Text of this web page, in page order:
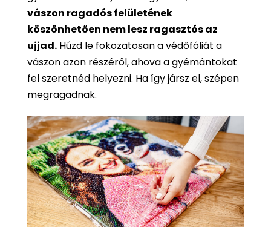
vászon ragadós felületének
köszönhetően nem lesz ragasztós az
ujjad. Húzd le fokozatosan a védőfóliát a
vászon azon részéről, ahova a gyémántokat
fel szeretnéd helyezni. Ha így jársz el, szépen
megragadnak.